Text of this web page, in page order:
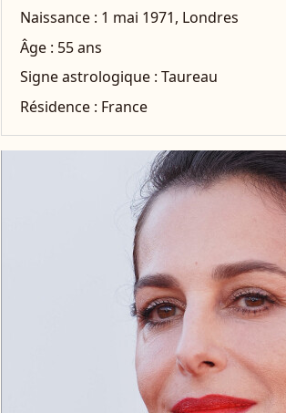
Naissance : 1 mai 1971, Londres
Âge : 55 ans
Signe astrologique :Taureau
Résidence : France